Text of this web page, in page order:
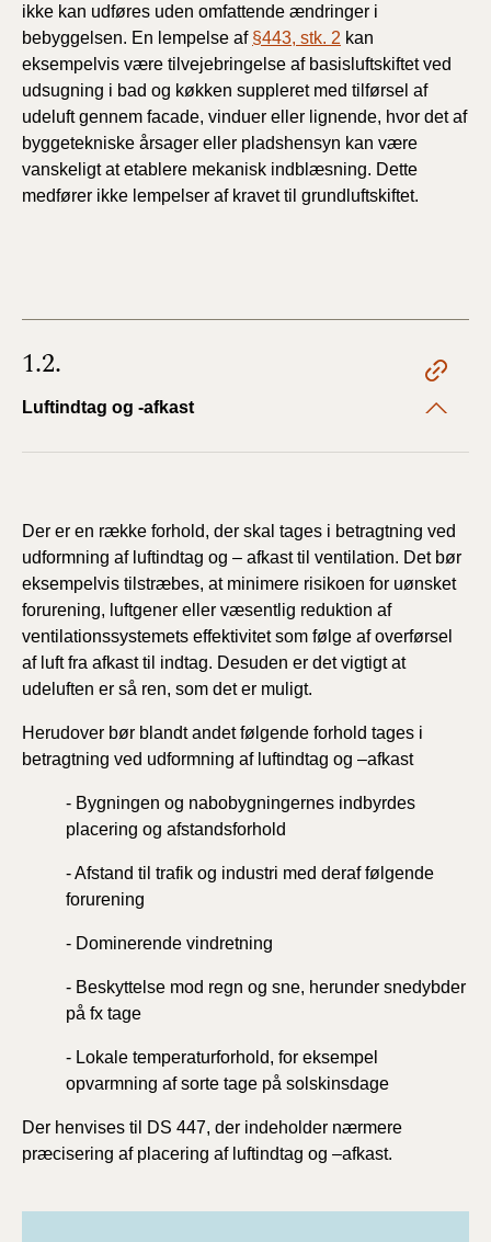
ikke kan udføres uden omfattende ændringer i
bebyggelsen. En lempelse af §443, stk. 2 kan
eksempelvis være tilvejebringelse af basisluftskiftet ved
udsugning i bad og køkken suppleret med tilførsel af
udeluft gennem facade, vinduer eller lignende, hvor det af
byggetekniske årsager eller pladshensyn kan være
vanskeligt at etablere mekanisk indblæsning. Dette
medfører ikke lempelser af kravet til grundluftskiftet.
1.2.
Luftindtag og -afkast
Der er en række forhold, der skal tages i betragtning ved
udformning af luftindtag og – afkast til ventilation. Det bør
eksempelvis tilstræbes, at minimere risikoen for uønsket
forurening, luftgener eller væsentlig reduktion af
ventilationssystemets effektivitet som følge af overførsel
af luft fra afkast til indtag. Desuden er det vigtigt at
udeluften er så ren, som det er muligt.
Herudover bør blandt andet følgende forhold tages i
betragtning ved udformning af luftindtag og –afkast
- Bygningen og nabobygningernes indbyrdes
placering og afstandsforhold
- Afstand til trafik og industri med deraf følgende
forurening
- Dominerende vindretning
- Beskyttelse mod regn og sne, herunder snedybder
på fx tage
- Lokale temperaturforhold, for eksempel
opvarmning af sorte tage på solskinsdage
Der henvises til DS 447, der indeholder nærmere
præcisering af placering af luftindtag og –afkast.